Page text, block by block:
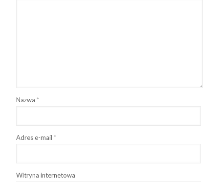
Nazwa *
Adres e-mail *
Witryna internetowa